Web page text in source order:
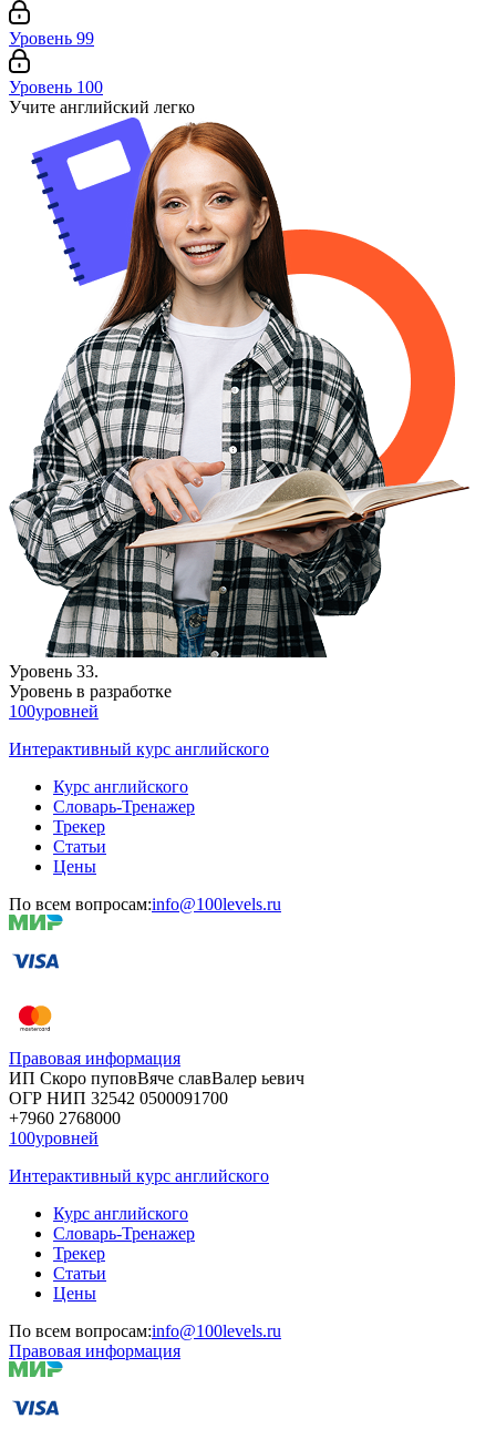
Уровень 99
Уровень 100
Учите английский легко
Уровень 33.
Уровень в разработке
100уровней
Интерактивный курс английского
Курс английского
Словарь-Тренажер
Трекер
Статьи
Цены
По всем вопросам:info@100levels.ru
Правовая информация
ИП Скоро пуповВяче славВалер ьевич
ОГР НИП 32542 0500091700
+7960 2768000
100уровней
Интерактивный курс английского
Курс английского
Словарь-Тренажер
Трекер
Статьи
Цены
По всем вопросам:info@100levels.ru
Правовая информация